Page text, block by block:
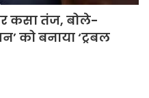
कसा तंज, बोले-
को बनाया ‘ट्रबल